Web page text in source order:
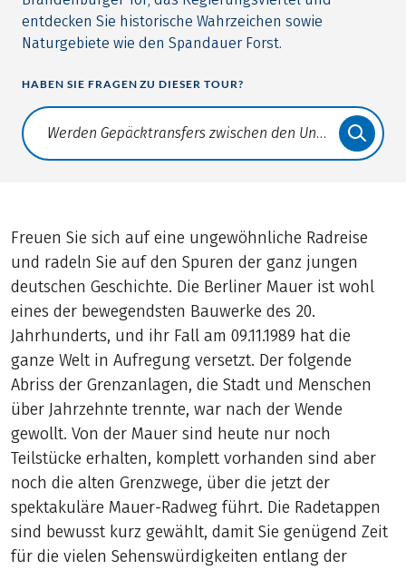
entdecken Sie historische Wahrzeichen sowie
Naturgebiete wie den Spandauer Forst.
HABEN SIE FRAGEN ZU DIESER TOUR?
Translate: a11y.faq.search
Freuen Sie sich auf eine ungewöhnliche Radreise
und radeln Sie auf den Spuren der ganz jungen
deutschen Geschichte. Die Berliner Mauer ist wohl
eines der bewegendsten Bauwerke des 20.
Jahrhunderts, und ihr Fall am 09.11.1989 hat die
ganze Welt in Aufregung versetzt. Der folgende
Abriss der Grenzanlagen, die Stadt und Menschen
über Jahrzehnte trennte, war nach der Wende
gewollt. Von der Mauer sind heute nur noch
Teilstücke erhalten, komplett vorhanden sind aber
noch die alten Grenzwege, über die jetzt der
spektakuläre Mauer-Radweg führt. Die Radetappen
sind bewusst kurz gewählt, damit Sie genügend Zeit
für die vielen Sehenswürdigkeiten entlang der